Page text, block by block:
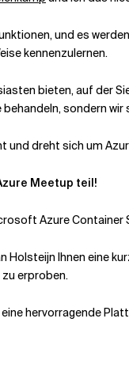
und es
kennenzulernen.
bieten, auf der
sondern
und dreht sich um
Meetup teil!
Azure
Holsteijn Ihnen eine
erproben.
eine hervorragende